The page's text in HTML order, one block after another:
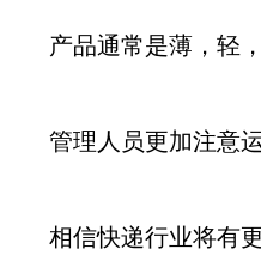
产品通常是薄，轻，
管理人员更加注意运
相信快递行业将有更